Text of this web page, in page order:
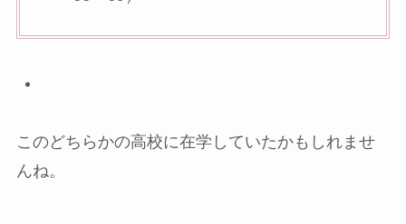
このどちらかの高校に在学していたかもしれませ
んね。